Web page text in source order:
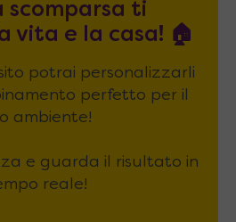
scomparsa ti
vita e la casa! 🏠
potrai personalizzarli
perfetto per il
ambiente!
e guarda il risultato in
reale!